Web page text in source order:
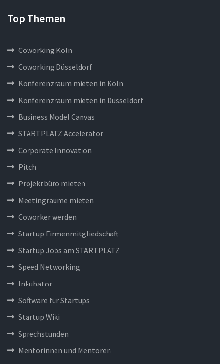
Top Themen
Coworking Köln
Coworking Düsseldorf
Konferenzraum mieten in Köln
Konferenzraum mieten in Düsseldorf
Business Model Canvas
STARTPLATZ Accelerator
Corporate Innovation
Pitch
Projektbüro mieten
Meetingräume mieten
Coworker werden
Startup Firmenmitgliedschaft
Startup Jobs am STARTPLATZ
Speed Networking
Inkubator
Software für Startups
Startup Wiki
Sprechstunden
Mentorinnen und Mentoren